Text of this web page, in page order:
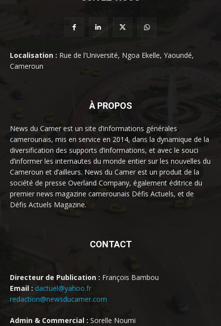
Localisation : Rue de l'Université, Ngoa Ekelle, Yaoundé,
Cameroun
À PROPOS
News du Camer est un site d’informations générales
camerounais, mis en service en 2014, dans la dynamique de la
diversification des supports d’informations, et avec le souci
d’informer les internautes du monde entier sur les nouvelles du
Cameroun et d’ailleurs. News du Camer est un produit de la
société de presse Overland Company, également éditrice du
premier news magazine camerounais Défis Actuels, et de
Défis Actuels Magazine.
CONTACT
Directeur de Publication : François Bambou
Email : dactuel@yahoo.fr
redaction@newsducamer.com
Admin & Commercial : Sorelle Noumi